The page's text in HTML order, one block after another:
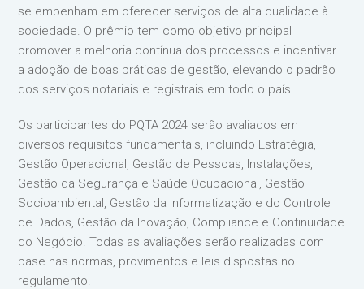
se empenham em oferecer serviços de alta qualidade à
sociedade. O prêmio tem como objetivo principal
promover a melhoria contínua dos processos e incentivar
a adoção de boas práticas de gestão, elevando o padrão
dos serviços notariais e registrais em todo o país.
Os participantes do PQTA 2024 serão avaliados em
diversos requisitos fundamentais, incluindo Estratégia,
Gestão Operacional, Gestão de Pessoas, Instalações,
Gestão da Segurança e Saúde Ocupacional, Gestão
Socioambiental, Gestão da Informatização e do Controle
de Dados, Gestão da Inovação, Compliance e Continuidade
do Negócio. Todas as avaliações serão realizadas com
base nas normas, provimentos e leis dispostas no
regulamento.